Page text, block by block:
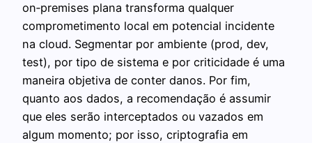
on‑premises plana transforma qualquer
comprometimento local em potencial incidente
na cloud. Segmentar por ambiente (prod, dev,
test), por tipo de sistema e por criticidade é uma
maneira objetiva de conter danos. Por fim,
quanto aos dados, a recomendação é assumir
que eles serão interceptados ou vazados em
algum momento; por isso, criptografia em